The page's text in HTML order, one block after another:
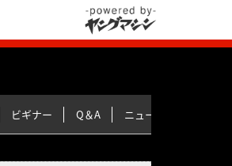
ビギナー Q＆A ニュース＆トピックス